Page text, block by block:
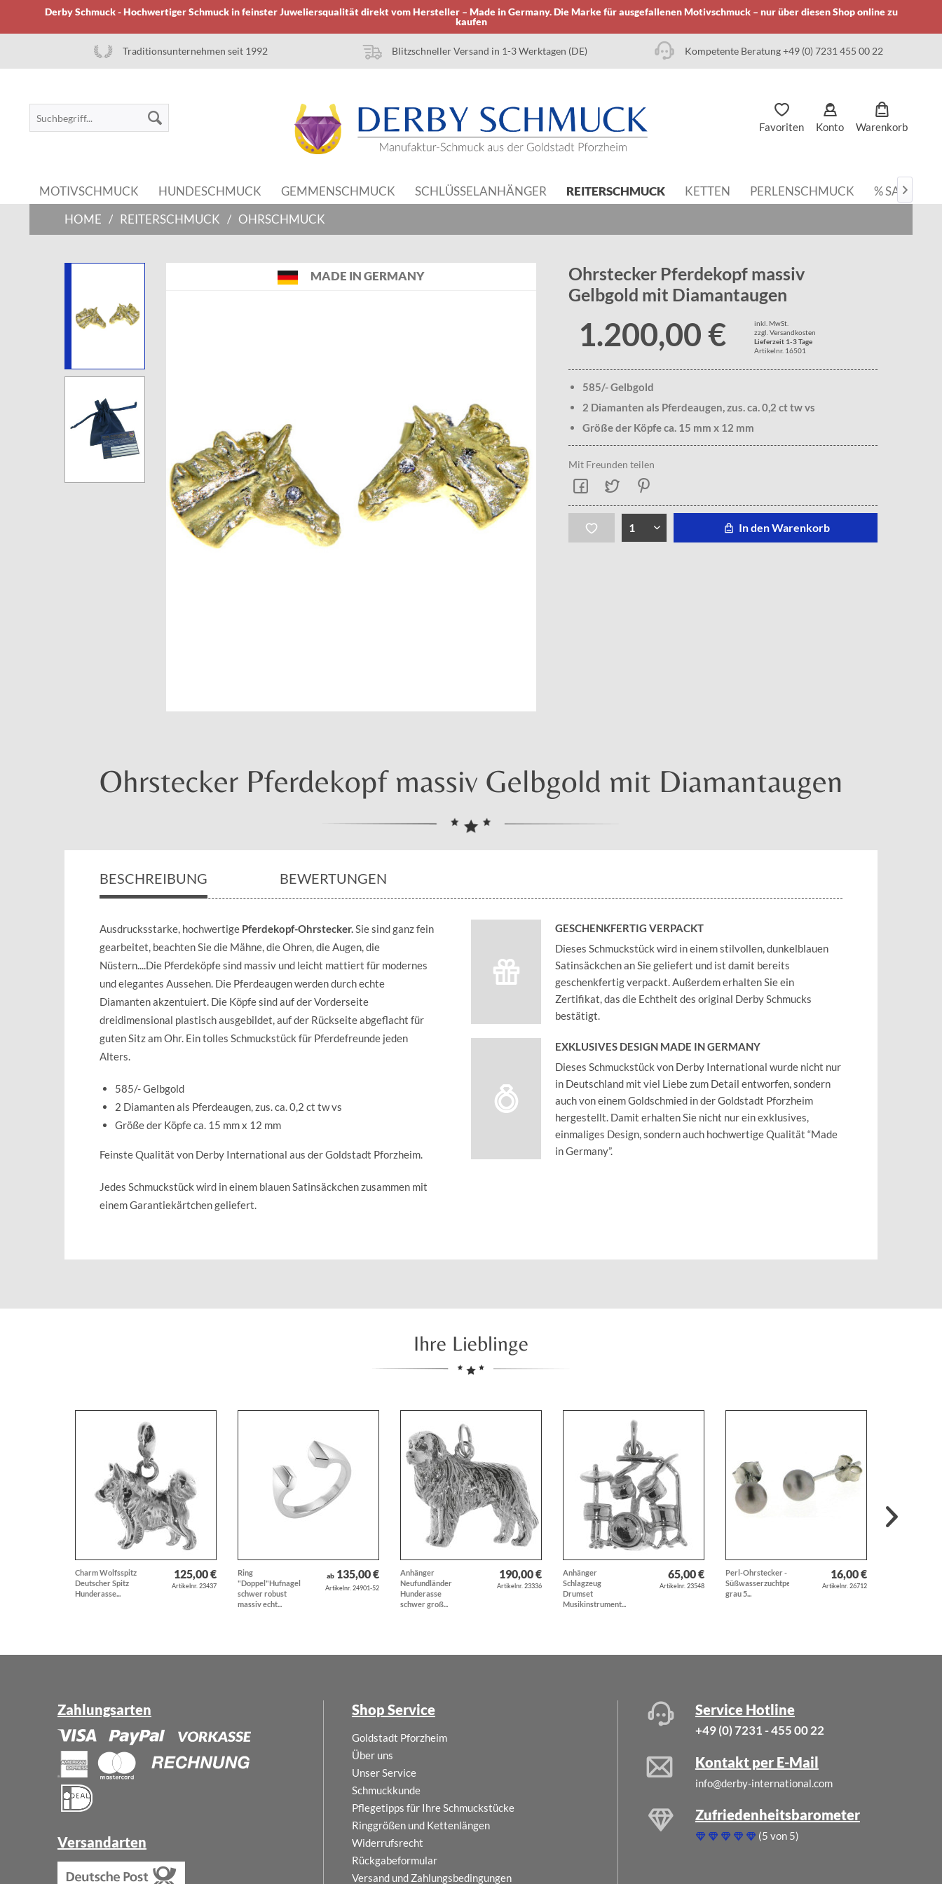
Derby Schmuck - Hochwertiger Schmuck in feinster Juweliersqualität direkt vom Hersteller – Made in Germany. Die Marke für ausgefallenen Motivschmuck – nur über diesen Shop online zu
kaufen
Traditionsunternehmen seit 1992 Blitzschneller Versand in 1-3 Werktagen (DE) Kompetente Beratung +49 (0) 7231 455 00 22
Favoriten Konto Warenkorb
MOTIVSCHMUCK HUNDESCHMUCK GEMMENSCHMUCK SCHLÜSSELANHÄNGER REITERSCHMUCK KETTEN PERLENSCHMUCK % SALE

HOME / REITERSCHMUCK / OHRSCHMUCK
MADE IN GERMANY
Ohrstecker Pferdekopf massiv
Gelbgold mit Diamantaugen
1.200,00 €
inkl. MwSt.
zzgl. Versandkosten
Lieferzeit 1-3 Tage
Artikelnr. 16501
585/- Gelbgold
2 Diamanten als Pferdeaugen, zus. ca. 0,2 ct tw vs
Größe der Köpfe ca. 15 mm x 12 mm
Mit Freunden teilen
In den Warenkorb
Ohrstecker Pferdekopf massiv Gelbgold mit Diamantaugen
BESCHREIBUNG BEWERTUNGEN
Ausdrucksstarke, hochwertige Pferdekopf-Ohrstecker. Sie sind ganz fein
gearbeitet, beachten Sie die Mähne, die Ohren, die Augen, die
Nüstern....Die Pferdeköpfe sind massiv und leicht mattiert für modernes
und elegantes Aussehen. Die Pferdeaugen werden durch echte
Diamanten akzentuiert. Die Köpfe sind auf der Vorderseite
dreidimensional plastisch ausgebildet, auf der Rückseite abgeflacht für
guten Sitz am Ohr. Ein tolles Schmuckstück für Pferdefreunde jeden
Alters.
585/- Gelbgold
2 Diamanten als Pferdeaugen, zus. ca. 0,2 ct tw vs
Größe der Köpfe ca. 15 mm x 12 mm
Feinste Qualität von Derby International aus der Goldstadt Pforzheim.
Jedes Schmuckstück wird in einem blauen Satinsäckchen zusammen mit
einem Garantiekärtchen geliefert.
GESCHENKFERTIG VERPACKT
Dieses Schmuckstück wird in einem stilvollen, dunkelblauen
Satinsäckchen an Sie geliefert und ist damit bereits
geschenkfertig verpackt. Außerdem erhalten Sie ein
Zertifikat, das die Echtheit des original Derby Schmucks
bestätigt.
EXKLUSIVES DESIGN MADE IN GERMANY
Dieses Schmuckstück von Derby International wurde nicht nur
in Deutschland mit viel Liebe zum Detail entworfen, sondern
auch von einem Goldschmied in der Goldstadt Pforzheim
hergestellt. Damit erhalten Sie nicht nur ein exklusives,
einmaliges Design, sondern auch hochwertige Qualität “Made
in Germany”.
Ihre Lieblinge
Charm Wolfsspitz
Deutscher Spitz
Hunderasse...
125,00 €
Artikelnr. 23437
Ring
"Doppel"Hufnagel
schwer robust
massiv echt...
ab 135,00 €
Artikelnr. 24901-52
Anhänger
Neufundländer
Hunderasse
schwer groß...
190,00 €
Artikelnr. 23336
Anhänger
Schlagzeug
Drumset
Musikinstrument...
65,00 €
Artikelnr. 23548
Perl-Ohrstecker -
Süßwasserzuchtperlen
grau 5...
16,00 €
Artikelnr. 26712
Zahlungsarten
Versandarten
Shop Service
Goldstadt Pforzheim
Über uns
Unser Service
Schmuckkunde
Pflegetipps für Ihre Schmuckstücke
Ringgrößen und Kettenlängen
Widerrufsrecht
Rückgabeformular
Versand und Zahlungsbedingungen
Service Hotline
+49 (0) 7231 - 455 00 22
Kontakt per E-Mail
info@derby-international.com
Zufriedenheitsbarometer
(5 von 5)